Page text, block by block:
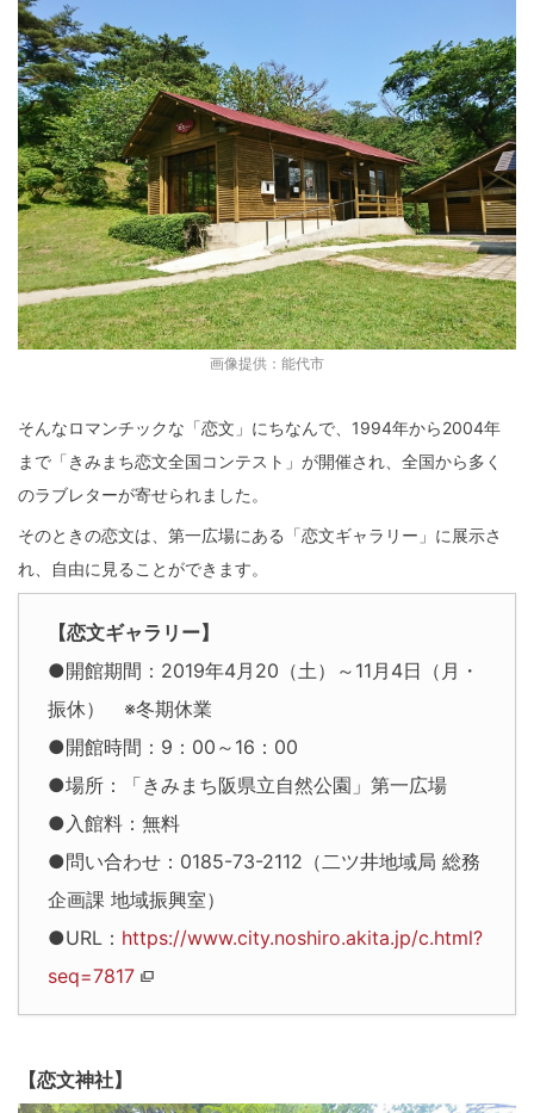
画像提供：能代市
そんなロマンチックな「恋文」にちなんで、1994年から2004年
まで「きみまち恋文全国コンテスト」が開催され、全国から多く
のラブレターが寄せられました。
そのときの恋文は、第一広場にある「恋文ギャラリー」に展示さ
れ、自由に見ることができます。
【恋文ギャラリー】
●開館期間：2019年4月20（土）～11月4日（月・
振休） ※冬期休業
●開館時間：9：00～16：00
●場所：「きみまち阪県立自然公園」第一広場
●入館料：無料
●問い合わせ：0185-73-2112（二ツ井地域局 総務
企画課 地域振興室）
●URL： https://www.city.noshiro.akita.jp/c.html?
seq=7817
【恋文神社】